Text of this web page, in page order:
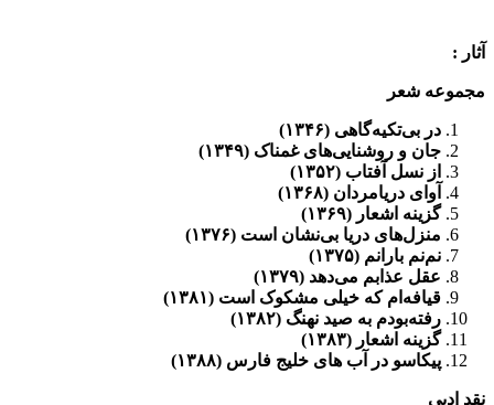
آثار :
مجموعه شعر
در بی‌تکیه‌گاهی (۱۳۴۶)
جان و روشنایی‌های غمناک (۱۳۴۹)
از نسل آفتاب (۱۳۵۲)
آوای دریامردان (۱۳۶۸)
گزینه اشعار (۱۳۶۹)
منزل‌های دریا بی‌نشان است (۱۳۷۶)
نم‌نم بارانم (۱۳۷۵)
عقل عذابم می‌دهد (۱۳۷۹)
قیافه‌ام که خیلی مشکوک است (۱۳۸۱)
رفته‌بودم به صید نهنگ (۱۳۸۲)
گزینه اشعار (۱۳۸۳)
پیکاسو در آب های خلیج فارس (۱۳۸۸)
نقد ادبی